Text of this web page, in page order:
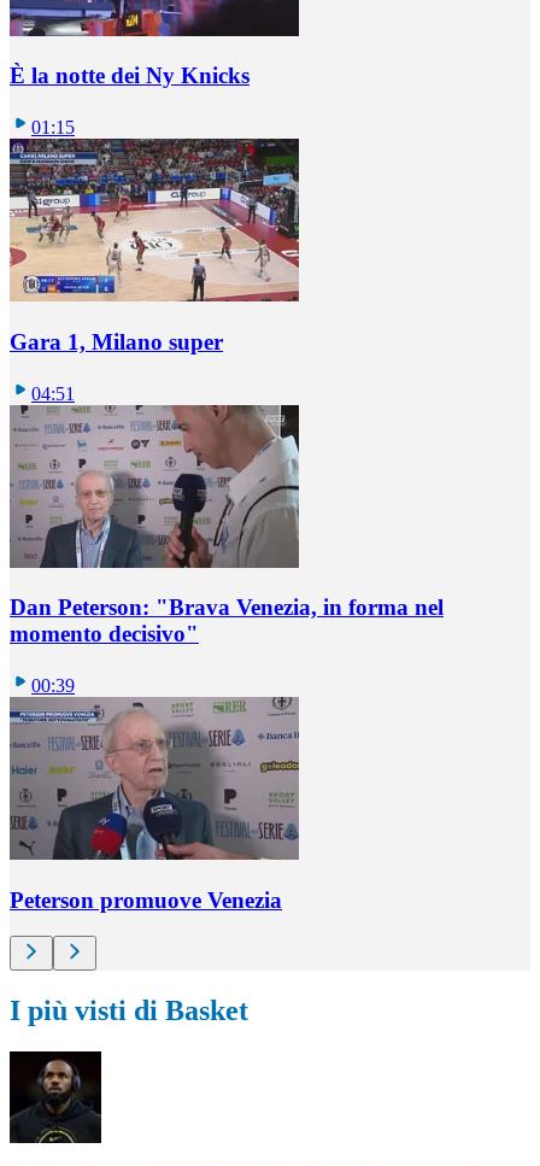
È la notte dei Ny Knicks
01:15
Gara 1, Milano super
04:51
Dan Peterson: "Brava Venezia, in forma nel
momento decisivo"
00:39
Peterson promuove Venezia
I più visti di Basket